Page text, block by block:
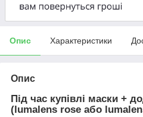
Опис Характеристики
Опис
Під час купівлі маски +
(lumalens rose або